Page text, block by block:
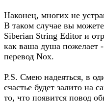
Наконец, многих не
В таком случае вы
Siberian String Editor и
как ваша душа пожелает
перевод Nox.
P.S. Смею надеяться, в
счастье будет залито на
то, что появится повод